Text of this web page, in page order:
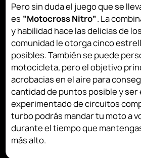
Pero sin duda el juego que se
es “Motocross Nitro”. La
y habilidad hace las delicias de
comunidad le otorga cinco
posibles. También se puede
motocicleta, pero el objetivo
acrobacias en el aire para
cantidad de puntos posible y ser
experimentado de circuitos
turbo podrás mandar tu moto a
durante el tiempo que
más alto.